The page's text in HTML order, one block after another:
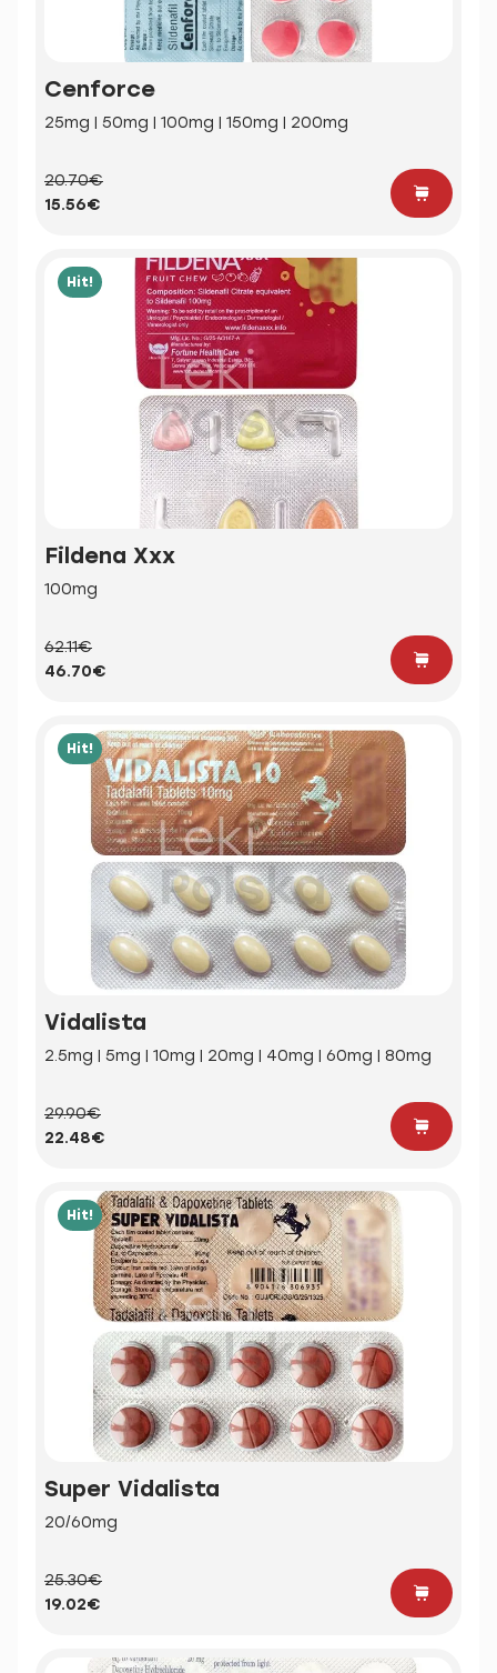
Cenforce
25mg | 50mg | 100mg | 150mg | 200mg
20.70€
15.56€
Hit!
Fildena Xxx
100mg
62.11€
46.70€
Hit!
Vidalista
2.5mg | 5mg | 10mg | 20mg | 40mg | 60mg | 80mg
29.90€
22.48€
Hit!
Super Vidalista
20/60mg
25.30€
19.02€